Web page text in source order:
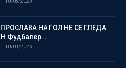
НА ГОЛ НЕ СЕ ГЛЕДА
Фудбалер…
10/08/2026